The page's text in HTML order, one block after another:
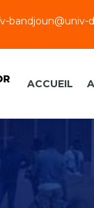
bandjoun@univ-
ACCUEIL